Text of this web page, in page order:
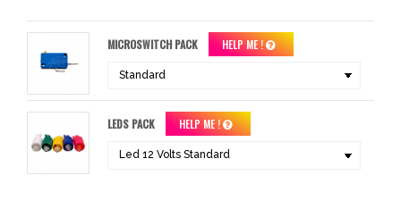
MICROSWITCH PACK HELP ME !
LEDS PACK HELP ME !